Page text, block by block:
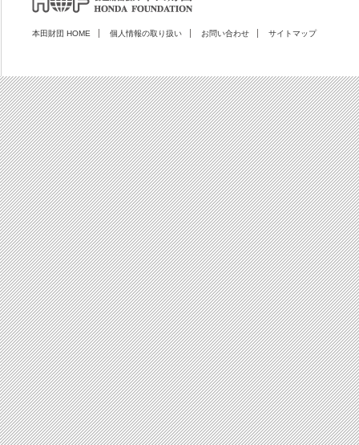
本田財団 HOME 個人情報の取り扱い お問い合わせ サイトマップ